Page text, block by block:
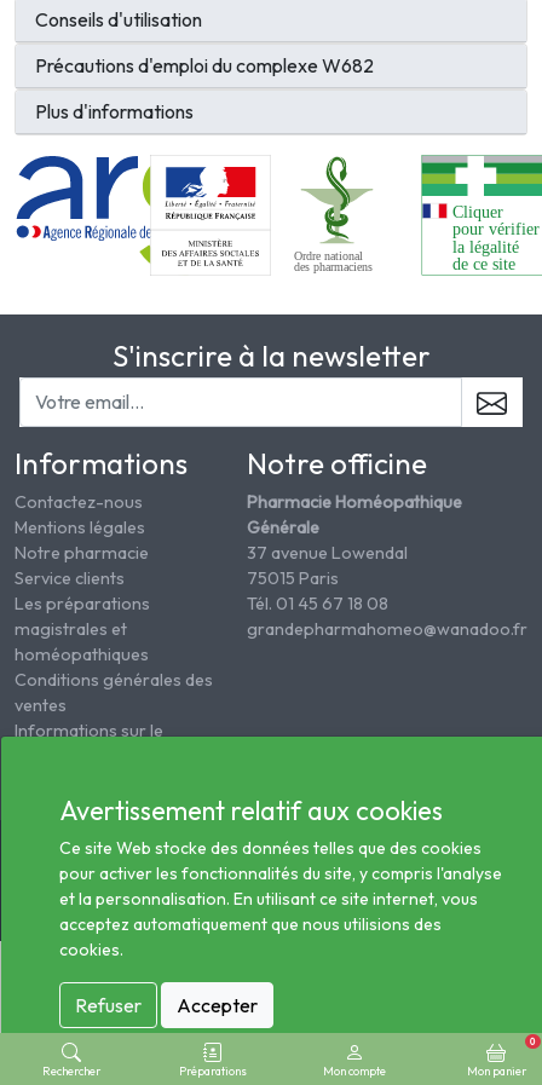
Conseils d'utilisation
Précautions d'emploi du complexe W682
Plus d'informations
S'inscrire à la newsletter
Informations
Contactez-nous
Mentions légales
Notre pharmacie
Service clients
Les préparations
magistrales et
homéopathiques
Conditions générales des
ventes
Informations sur le
Notre officine
Pharmacie Homéopathique
Générale
37 avenue Lowendal
75015 Paris
Tél. 01 45 67 18 08
grandepharmahomeo@wanadoo.fr
© 2026 - Tous droits réservés Pharmacie Homéopathie
Générale
Rechercher Préparations Mon compte Mon panier
0
Avertissement relatif aux cookies
Ce site Web stocke des données telles que des cookies
pour activer les fonctionnalités du site, y compris l'analyse
et la personnalisation. En utilisant ce site internet, vous
acceptez automatiquement que nous utilisions des
cookies.
Refuser Accepter